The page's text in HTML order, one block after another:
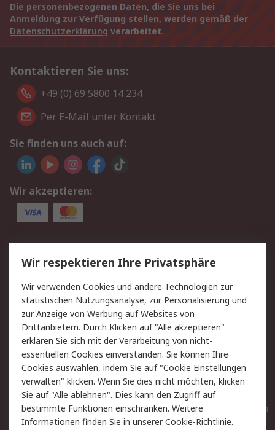
Die personenbezogenen Daten, die Sie uns bei
Anmeldung zur Verfügung stellen, werden gemäß der
Datenschutzerklärung verarbeitet.
Kontaktieren Sie uns:
+49 (0) 69 5800 14 234
Per E-Mail unter Kontakt
Sie finden uns auch auf:
Wir akzeptieren:
Service
Value Added Services
Lieferlösungen
Rücksendungen
Kontakt
Hilfe
Privatkunden
Rechtliches
AGB
Datenschutz
Cookie-Richtlinie
Zahlungsbedingungen
Copyright/Impressum
Entsorgung
Elektrogeräte/Batterien
Wir respektieren Ihre Privatsphäre
Wir verwenden Cookies und andere Technologien zur
statistischen Nutzungsanalyse, zur Personalisierung und
zur Anzeige von Werbung auf Websites von
Drittanbietern. Durch Klicken auf "Alle akzeptieren"
erklären Sie sich mit der Verarbeitung von nicht-
essentiellen Cookies einverstanden. Sie können Ihre
Cookies auswählen, indem Sie auf "Cookie Einstellungen
verwalten" klicken. Wenn Sie dies nicht möchten, klicken
Sie auf "Alle ablehnen". Dies kann den Zugriff auf
bestimmte Funktionen einschränken. Weitere
Informationen finden Sie in unsererCookie-Richtlinie.